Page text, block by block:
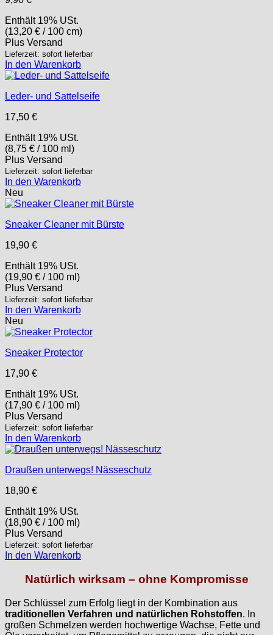
Enthält 19% USt.
(13,20 € / 100 cm)
Plus Versand
Lieferzeit: sofort lieferbar
In den Warenkorb
Leder- und Sattelseife
17,50 €
Enthält 19% USt.
(8,75 € / 100 ml)
Plus Versand
Lieferzeit: sofort lieferbar
In den Warenkorb
Neu
Sneaker Cleaner mit Bürste
19,90 €
Enthält 19% USt.
(19,90 € / 100 ml)
Plus Versand
Lieferzeit: sofort lieferbar
In den Warenkorb
Neu
Sneaker Protector
17,90 €
Enthält 19% USt.
(17,90 € / 100 ml)
Plus Versand
Lieferzeit: sofort lieferbar
In den Warenkorb
Draußen unterwegs! Nässeschutz
18,90 €
Enthält 19% USt.
(18,90 € / 100 ml)
Plus Versand
Lieferzeit: sofort lieferbar
In den Warenkorb
Natürlich wirksam – ohne Kompromisse
Der Schlüssel zum Erfolg liegt in der Kombination aus
traditionellen Verfahren und natürlichen Rohstoffen. In
großen Schmelzen werden hochwertige Wachse, Fette und